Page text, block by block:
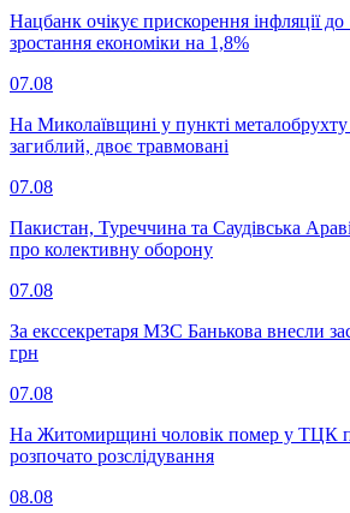
Нацбанк очікує прискорення інфляції до
зростання економіки на 1,8%
07.08
На Миколаївщині у пункті металобрухту
загиблий, двоє травмовані
07.08
Пакистан, Туреччина та Саудівська
про колективну оборону
07.08
За екссекретаря МЗС Банькова внесли
грн
07.08
На Житомирщині чоловік помер у ТЦК
розпочато розслідування
08.08